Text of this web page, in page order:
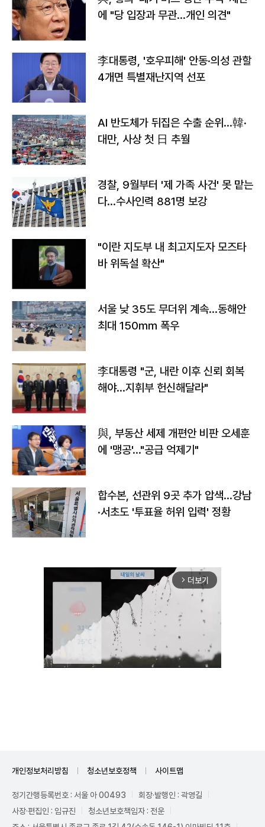
에 "당 입장과 무관…개인 의견"
李대통령, '호우피해' 안동·의성 관할
4개면 특별재난지역 선포
AI 반도체가 뒤집은 수출 순위…韓·
대만, 사상 첫 日 추월
경찰, 9월부터 '제 가족 사건' 못 맡는
다…수사인력 881명 보강
"이란 지도부 내 최고지도자 모즈타
바 위독설 확산"
서울 낮 35도 무더위 계속…동해안
최대 150㎜ 폭우
李대통령 "군, 내란 이후 신뢰 회복
해야…지휘부 헌신해달라"
與, 부동산 세제 개편안 비판 오세훈
에 '맹공'…"공급 억제기"
합수본, 선관위 9곳 추가 압색…강남
·서초도 '투표율 허위 입력' 정황
arrow_forward_ios 더보기
개인정보처리방침 청소년보호정책 사이트맵
정기간행등록번호 : 서울 아 00493
회장·발행인 : 곽영길
사장·편집인 : 임규진
청소년보호책임자 : 전운